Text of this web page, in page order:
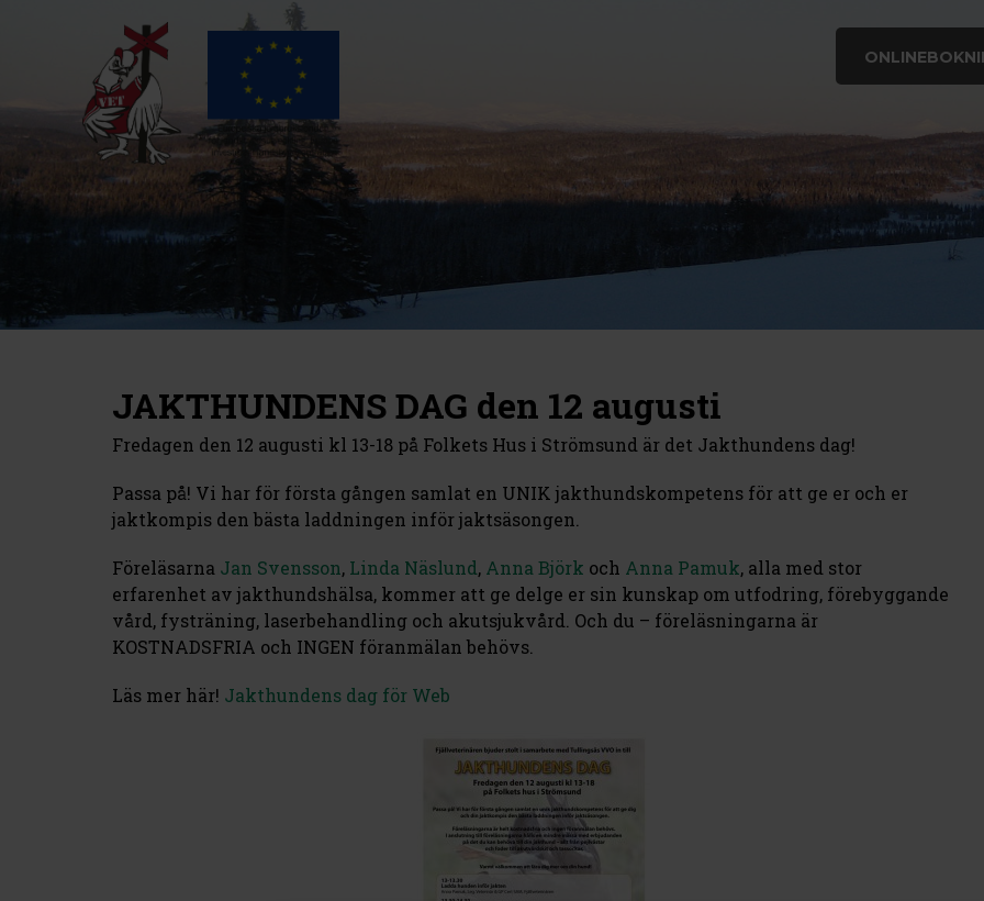
JAKTHUNDENS DAG den 12 augusti
Fredagen den 12 augusti kl 13-18 på Folkets Hus i Strömsund är det Jakthundens dag!
Passa på! Vi har för första gången samlat en UNIK jakthundskompetens för att ge er och er
jaktkompis den bästa laddningen inför jaktsäsongen.
Föreläsarna Jan Svensson, Linda Näslund, Anna Björk och Anna Pamuk, alla med stor
erfarenhet av jakthundshälsa, kommer att ge delge er sin kunskap om utfodring, förebyggande
vård, fysträning, laserbehandling och akutsjukvård. Och du – föreläsningarna är
KOSTNADSFRIA och INGEN föranmälan behövs.
Läs mer här! Jakthundens dag för Web